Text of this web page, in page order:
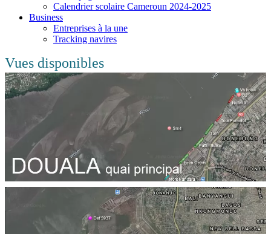
Calendrier scolaire Cameroun 2024-2025
Business
Entreprises à la une
Tracking navires
Vues disponibles